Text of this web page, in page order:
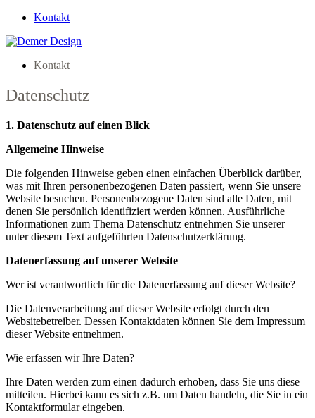
Kontakt
Kontakt
Datenschutz
1. Datenschutz auf einen Blick
Allgemeine Hinweise
Die folgenden Hinweise geben einen einfachen Überblick darüber,
was mit Ihren personenbezogenen Daten passiert, wenn Sie unsere
Website besuchen. Personenbezogene Daten sind alle Daten, mit
denen Sie persönlich identifiziert werden können. Ausführliche
Informationen zum Thema Datenschutz entnehmen Sie unserer
unter diesem Text aufgeführten Datenschutzerklärung.
Datenerfassung auf unserer Website
Wer ist verantwortlich für die Datenerfassung auf dieser Website?
Die Datenverarbeitung auf dieser Website erfolgt durch den
Websitebetreiber. Dessen Kontaktdaten können Sie dem Impressum
dieser Website entnehmen.
Wie erfassen wir Ihre Daten?
Ihre Daten werden zum einen dadurch erhoben, dass Sie uns diese
mitteilen. Hierbei kann es sich z.B. um Daten handeln, die Sie in ein
Kontaktformular eingeben.